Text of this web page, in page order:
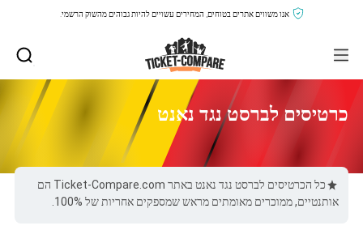
אנו משווים אתרים בטוחים, המחירים עשויים להיות גבוהים מהשוק הרשמי.
כרטיסים לברסט נגד נאנט
כל הכרטיסים לברסט נגד נאנט באתר Ticket-Compare.com הם
אותנטיים, ממוכרים מאומתים מראש שמספקים אחריות של 100%.